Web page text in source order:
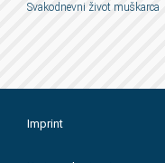
Svakodnevni život muškarca
Imprint